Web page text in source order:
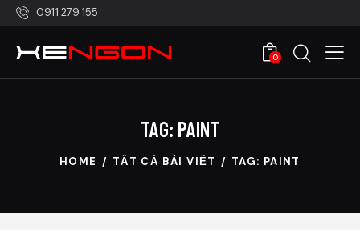
0911 279 155
0
TAG: PAINT
HOME TẤT CẢ BÀI VIẾT TAG: PAINT